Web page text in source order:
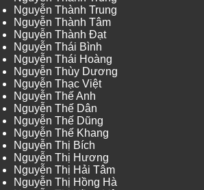
Nguyễn Thành Trung
Nguyễn Thành Tâm
Nguyễn Thành Đạt
Nguyễn Thái Bình
Nguyễn Thái Hoàng
Nguyễn Thùy Dương
Nguyễn Thạc Việt
Nguyễn Thế Anh
Nguyễn Thế Dân
Nguyễn Thế Dũng
Nguyễn Thế Khang
Nguyễn Thị Bích
Nguyễn Thị Hương
Nguyễn Thị Hải Tâm
Nguyễn Thị Hồng Hà